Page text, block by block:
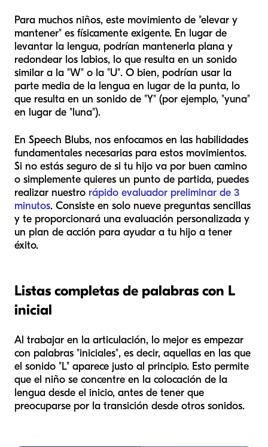
Para muchos niños, este movimiento de "elevar y
mantener" es físicamente exigente. En lugar de
levantar la lengua, podrían mantenerla plana y
redondear los labios, lo que resulta en un sonido
similar a la "W" o la "U". O bien, podrían usar la
parte media de la lengua en lugar de la punta, lo
que resulta en un sonido de "Y" (por ejemplo, "yuna"
en lugar de "luna").
En Speech Blubs, nos enfocamos en las habilidades
fundamentales necesarias para estos movimientos.
Si no estás seguro de si tu hijo va por buen camino
o simplemente quieres un punto de partida, puedes
realizar nuestro rápido evaluador preliminar de 3
minutos. Consiste en solo nueve preguntas sencillas
y te proporcionará una evaluación personalizada y
un plan de acción para ayudar a tu hijo a tener
éxito.
Listas completas de palabras con L
inicial
Al trabajar en la articulación, lo mejor es empezar
con palabras "iniciales", es decir, aquellas en las que
el sonido "L" aparece justo al principio. Esto permite
que el niño se concentre en la colocación de la
lengua desde el inicio, antes de tener que
preocuparse por la transición desde otros sonidos.